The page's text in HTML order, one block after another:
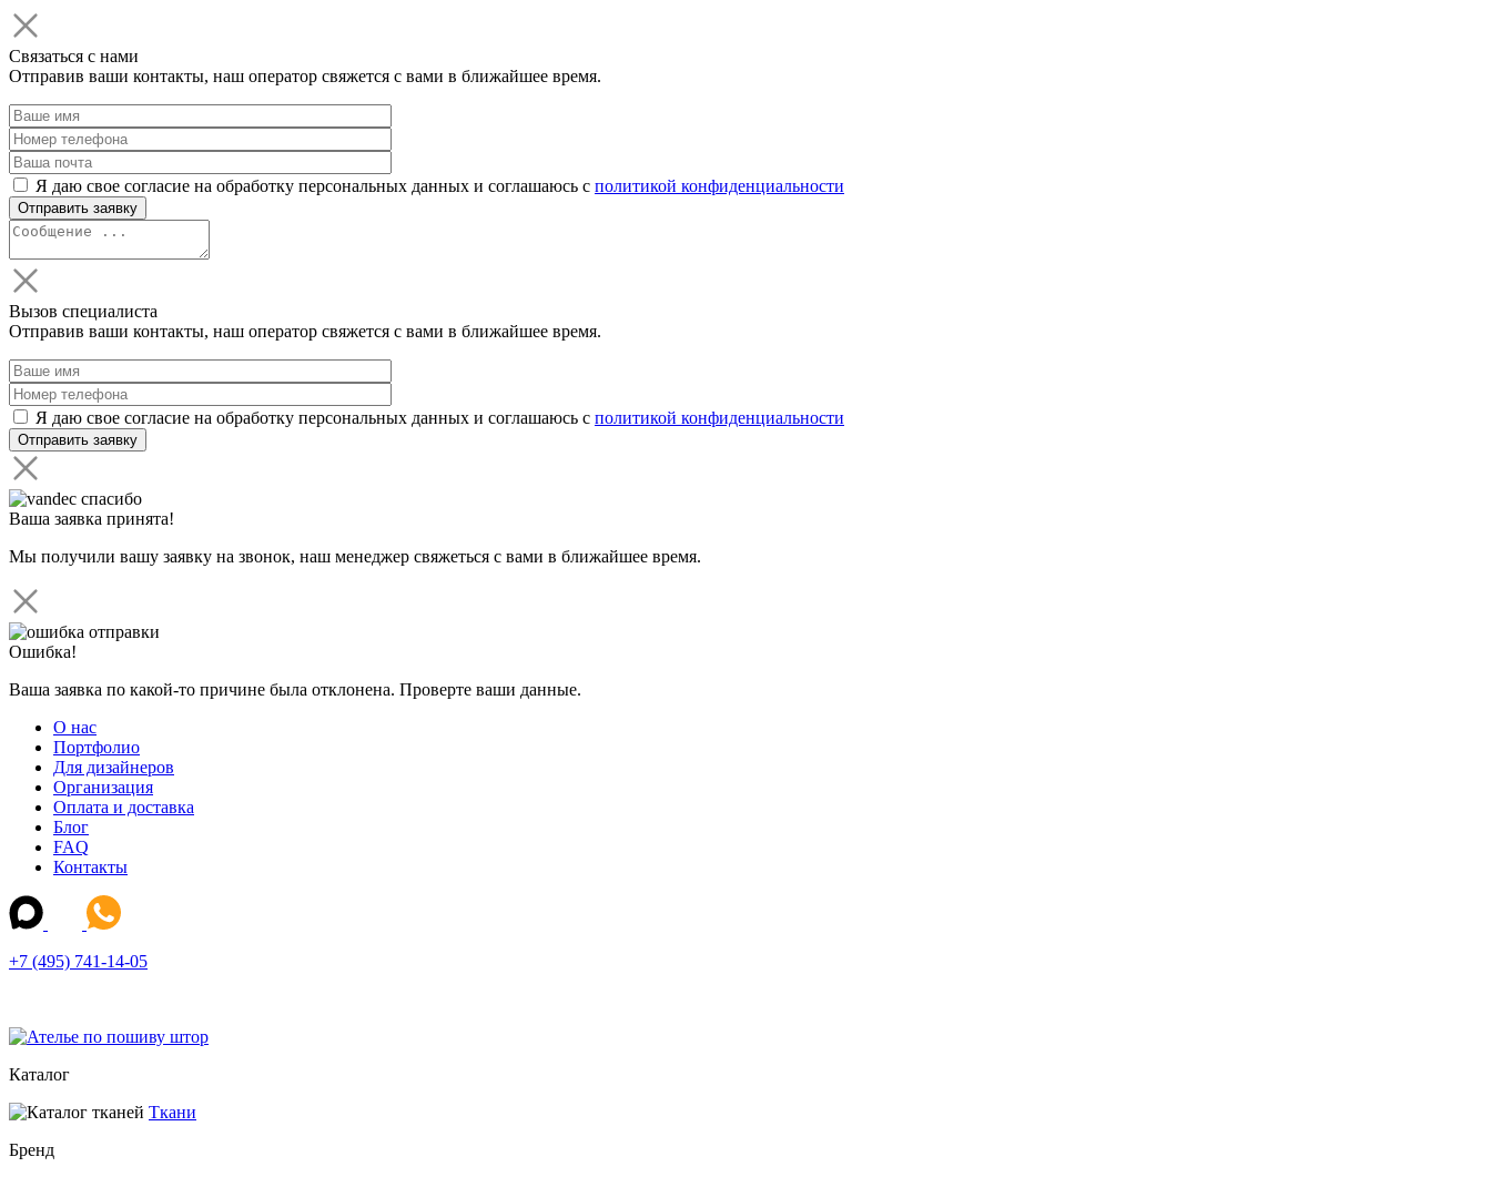
Связаться с нами
Отправив ваши контакты, наш оператор свяжется с вами в ближайшее время.
Я даю свое согласие на обработку персональных данных и соглашаюсь с политикой конфиденциальности
Вызов специалиста
Отправив ваши контакты, наш оператор свяжется с вами в ближайшее время.
Я даю свое согласие на обработку персональных данных и соглашаюсь с политикой конфиденциальности
Ваша заявка принята!
Мы получили вашу заявку на звонок, наш менеджер свяжеться с вами в ближайшее время.
Ошибка!
Ваша заявка по какой-то причине была отклонена. Проверте ваши данные.
О нас
Портфолио
Для дизайнеров
Организация
Оплата и доставка
Блог
FAQ
Контакты
+7 (495) 741-14-05
Каталог
Ткани
Бренд